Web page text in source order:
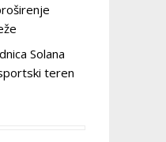
Solana
teren